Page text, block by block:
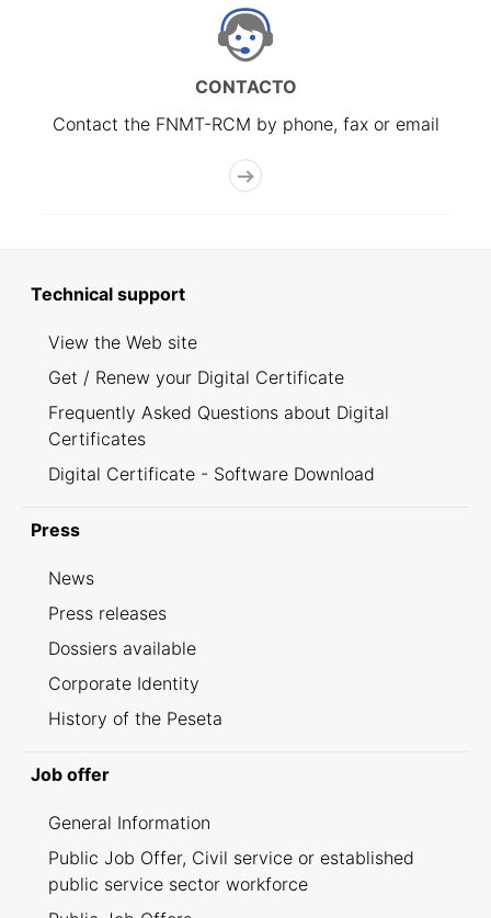
CONTACTO
Contact the FNMT-RCM by phone, fax or email
Technical support
View the Web site
Get / Renew your Digital Certificate
Frequently Asked Questions about Digital
Certificates
Digital Certificate - Software Download
Press
News
Press releases
Dossiers available
Corporate Identity
History of the Peseta
Job offer
General Information
Public Job Offer, Civil service or established
public service sector workforce